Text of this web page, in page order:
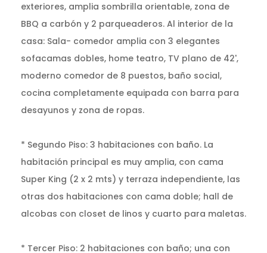
exteriores, amplia sombrilla orientable, zona de
BBQ a carbón y 2 parqueaderos. Al interior de la
casa: Sala- comedor amplia con 3 elegantes
sofacamas dobles, home teatro, TV plano de 42',
moderno comedor de 8 puestos, baño social,
cocina completamente equipada con barra para
desayunos y zona de ropas.
* Segundo Piso: 3 habitaciones con baño. La
habitación principal es muy amplia, con cama
Super King (2 x 2 mts) y terraza independiente, las
otras dos habitaciones con cama doble; hall de
alcobas con closet de linos y cuarto para maletas.
* Tercer Piso: 2 habitaciones con baño; una con